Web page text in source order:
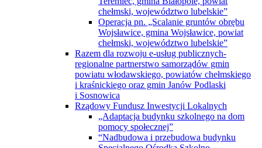
chełmski, województwo lubelskie”
Operacja pn. „Scalanie gruntów obrębu
Wojsławice, gmina Wojsławice, powiat
chełmski, województwo lubelskie”
Razem dla rozwoju e-usług publicznych-
regionalne partnerstwo samorządów gmin
powiatu włodawskiego, powiatów chełmskiego
i kraśnickiego oraz gmin Janów Podlaski
i Sosnowica
Rządowy Fundusz Inwestycji Lokalnych
„Adaptacja budynku szkolnego na dom
pomocy społecznej”
“Nadbudowa i przebudowa budynku